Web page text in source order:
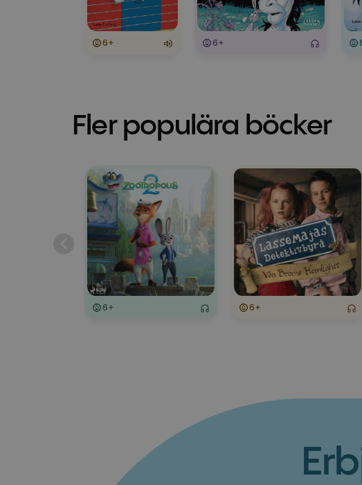
6+ 6+
Fler populära böcker
6+ 6+